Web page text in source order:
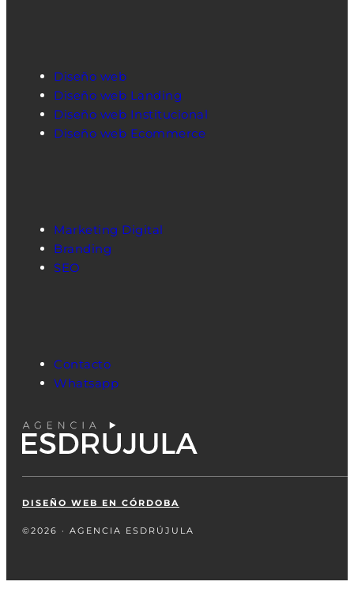
Diseño web
Diseño web Landing
Diseño web Institucional
Diseño web Ecommerce
Marketing Digital
Branding
SEO
Contacto
Whatsapp
DISEÑO WEB EN CÓRDOBA
©2026 · AGENCIA ESDRÚJULA